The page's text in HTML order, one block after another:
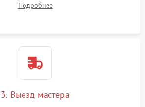
Подробнее
3. Выезд мастера